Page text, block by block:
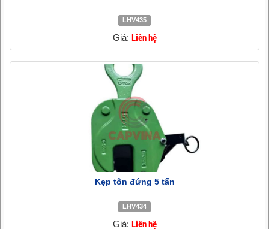
LHV435
Giá: Liên hệ
Kẹp tôn đứng 5 tấn
LHV434
Giá: Liên hệ